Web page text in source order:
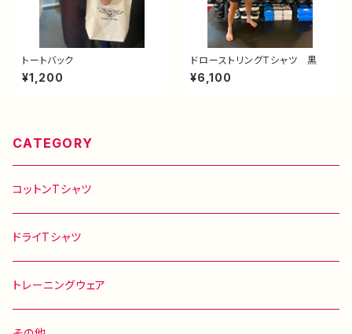
トートバック
¥1,200
ドローストリングTシャツ 黒
¥6,100
CATEGORY
コットンTシャツ
ドライTシャツ
トレーニングウェア